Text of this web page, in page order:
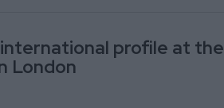
profile at the
London